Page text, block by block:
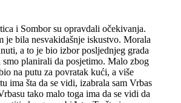
i Sombor su opravdali očekivanja.
je bila nesvakidašnje iskustvo. Morala
a to je bio izbor posljednjeg grada
planirali da posjetimo. Malo zbog
na putu za povratak kući, a više
ima šta da se vidi, izabrala sam Vrbas
tako malo toga ima da se vidi da